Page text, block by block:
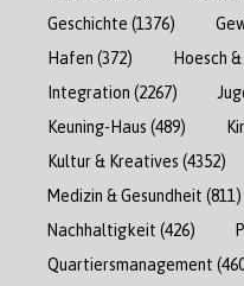
Geschichte (1376)
Hafen (372) Hoesch
Integration (2267)
Keuning-Haus (489)
Kultur & Kreatives (4352)
Medizin & Gesundheit (811)
Nachhaltigkeit (426)
Quartiersmanagement